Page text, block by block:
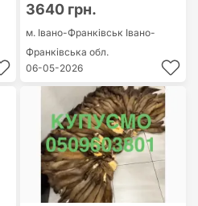
3640 грн.
м. Івано-Франківськ Івано-
Франківська обл.
06-05-2026